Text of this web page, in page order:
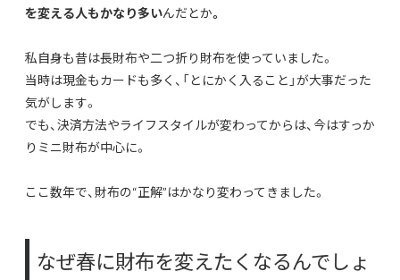
を変える人もかなり多いんだとか。
私自身も昔は長財布や二つ折り財布を使っていました。
当時は現金もカードも多く、「とにかく入ること」が大事だった
気がします。
でも、決済方法やライフスタイルが変わってからは、今はすっか
りミニ財布が中心に。
ここ数年で、財布の“正解”はかなり変わってきました。
なぜ春に財布を変えたくなるんでしょ